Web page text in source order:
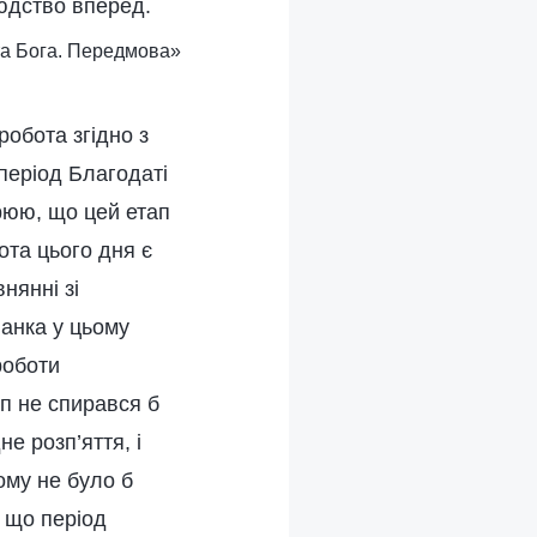
вперед.
Бога. Передмова»
згідно з
Благодаті
що цей етап
цього дня є
зі
у цьому
не спирався б
розп’яття, і
не було б
що період